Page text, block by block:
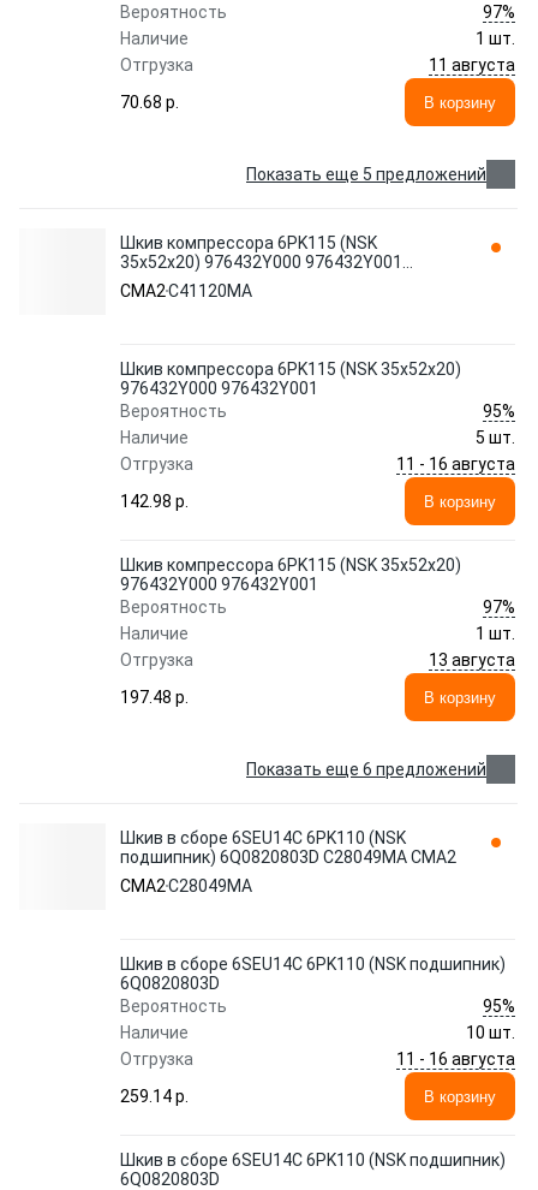
Вероятность
97%
Наличие
1 шт.
Отгрузка
11 августа
70.68 p.
В корзину
Показать еще 5 предложений
Шкив компрессора 6PK115 (NSK
35x52x20) 976432Y000 976432Y001
C41120MA CMA2
CMA2C41120MA
Шкив компрессора 6PK115 (NSK 35x52x20)
976432Y000 976432Y001
Вероятность
95%
Наличие
5 шт.
Отгрузка
11 - 16 августа
142.98 p.
В корзину
Шкив компрессора 6PK115 (NSK 35x52x20)
976432Y000 976432Y001
Вероятность
97%
Наличие
1 шт.
Отгрузка
13 августа
197.48 p.
В корзину
Показать еще 6 предложений
Шкив в сборе 6SEU14C 6PK110 (NSK
подшипник) 6Q0820803D C28049MA CMA2
CMA2C28049MA
Шкив в сборе 6SEU14C 6PK110 (NSK подшипник)
6Q0820803D
Вероятность
95%
Наличие
10 шт.
Отгрузка
11 - 16 августа
259.14 p.
В корзину
Шкив в сборе 6SEU14C 6PK110 (NSK подшипник)
6Q0820803D